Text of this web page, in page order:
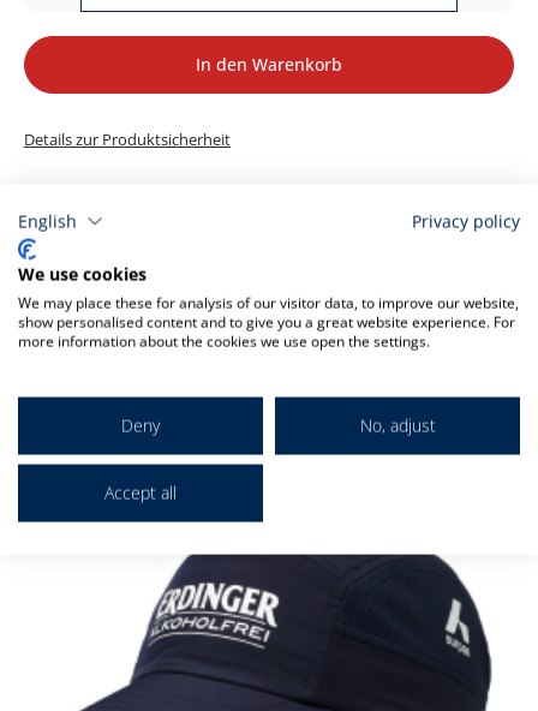
In den Warenkorb
Details zur Produktsicherheit
Verwandt
English Privacy policy
We use cookies
We may place these for analysis of our visitor data, to improve our website,
show personalised content and to give you a great website experience. For
more information about the cookies we use open the settings.
Deny No, adjust
Accept all